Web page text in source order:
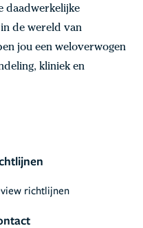
daadwerkelijke
de wereld van
jou een weloverwogen
kliniek en
richtlijnen